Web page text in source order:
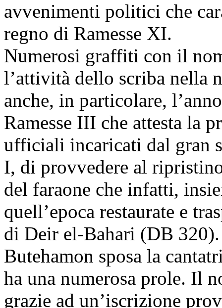
avvenimenti politici che
regno di Ramesse XI.
Numerosi graffiti con il
l’attività dello scriba nella
anche, in particolare,
Ramesse III che attesta la
ufficiali incaricati dal gran
I, di provvedere al
del faraone che infatti,
quell’epoca restaurate e
di Deir el-Bahari (DB 320).
Butehamon sposa la
ha una numerosa prole. Il
grazie ad un’iscrizione